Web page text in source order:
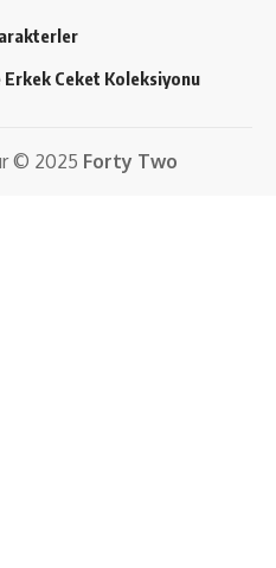
Erkek Ceket Koleksiyonu
© 2025 Forty Two